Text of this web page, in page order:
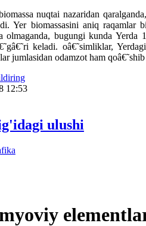
nuqtai nazaridan
Yer biomassasini aniq
olmaganda, bugungi kunda
keladi. oâ€˜simliklar,
jumlasidan odamzot ham
12:53
ulushi